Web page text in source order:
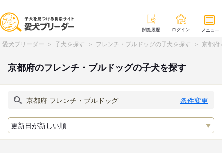
閲覧履歴 ログイン メニュー
愛犬ブリーダー 子犬を探す フレンチ・ブルドッグの子犬を探す 京都府
京都府のフレンチ・ブルドッグの子犬を探す
条件変更